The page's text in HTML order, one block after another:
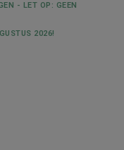
- LET OP: GEEN
2026!